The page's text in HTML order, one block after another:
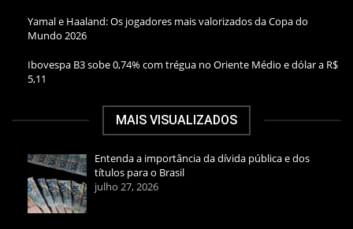
Yamal e Haaland: Os jogadores mais valorizados da Copa do
Mundo 2026
Ibovespa B3 sobe 0,74% com trégua no Oriente Médio e dólar a R$
5,11
MAIS VISUALIZADOS
Entenda a importância da dívida pública e dos
títulos para o Brasil
julho 27, 2026